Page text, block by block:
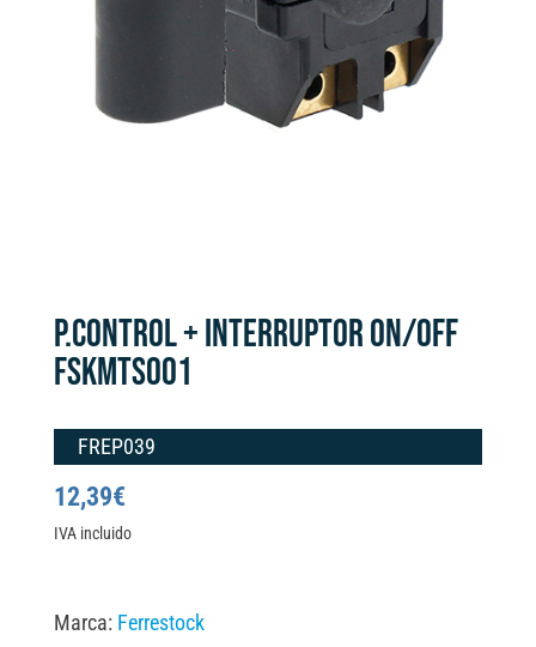
P.CONTROL + INTERRUPTOR ON/OFF
FSKMTS001
FREP039
12,39€
IVA incluido
Marca: Ferrestock